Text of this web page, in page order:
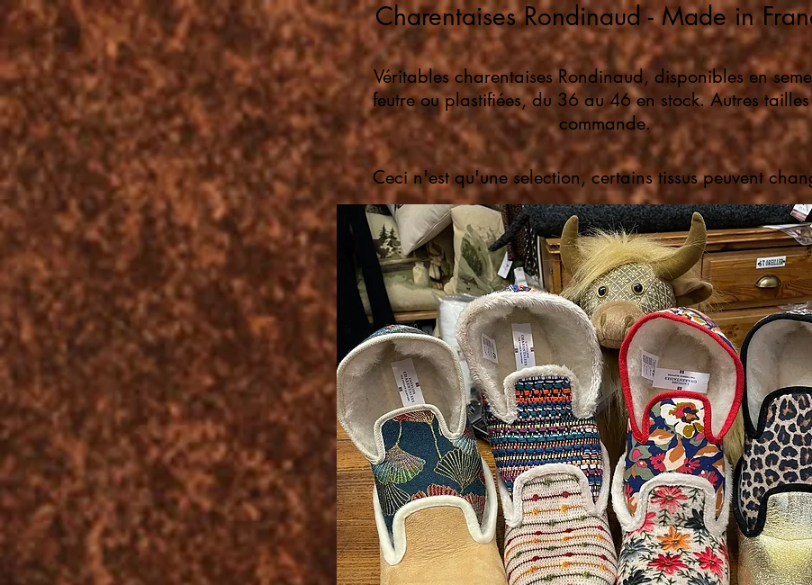
Charentaises Rondinaud - Made in
Véritables charentaises Rondinaud, disponibles en
feutre ou plastifiées, du 36 au 46 en stock. Autres
commande.
Ceci n'est qu'une selection, certains tissus peuvent